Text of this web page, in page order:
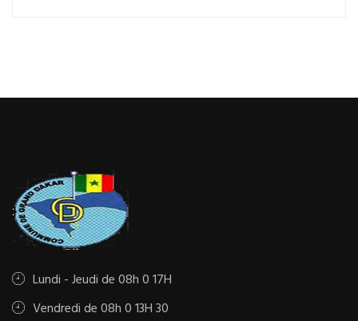
Lundi - Jeudi de 08h 0 17H
Vendredi de 08h 0 13H 30